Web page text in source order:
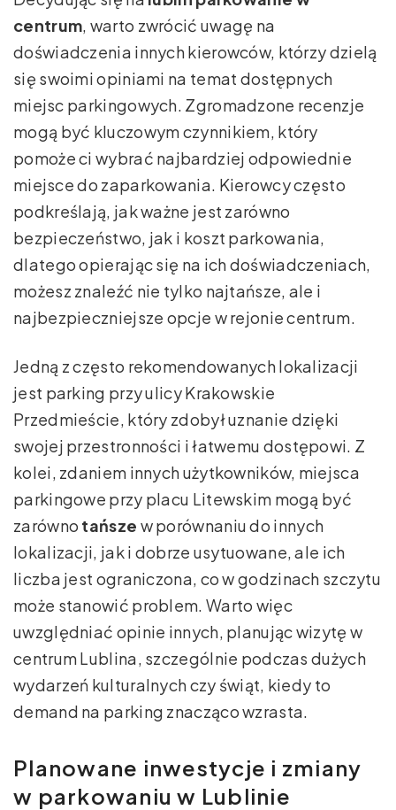
centrum, warto zwrócić uwagę na
doświadczenia innych kierowców, którzy dzielą
się swoimi opiniami na temat dostępnych
miejsc parkingowych. Zgromadzone recenzje
mogą być kluczowym czynnikiem, który
pomoże ci wybrać najbardziej odpowiednie
miejsce do zaparkowania. Kierowcy często
podkreślają, jak ważne jest zarówno
bezpieczeństwo, jak i koszt parkowania,
dlatego opierając się na ich doświadczeniach,
możesz znaleźć nie tylko najtańsze, ale i
najbezpieczniejsze opcje w rejonie centrum.
Jedną z często rekomendowanych lokalizacji
jest parking przy ulicy Krakowskie
Przedmieście, który zdobył uznanie dzięki
swojej przestronności i łatwemu dostępowi. Z
kolei, zdaniem innych użytkowników, miejsca
parkingowe przy placu Litewskim mogą być
zarówno tańsze w porównaniu do innych
lokalizacji, jak i dobrze usytuowane, ale ich
liczba jest ograniczona, co w godzinach szczytu
może stanowić problem. Warto więc
uwzględniać opinie innych, planując wizytę w
centrum Lublina, szczególnie podczas dużych
wydarzeń kulturalnych czy świąt, kiedy to
demand na parking znacząco wzrasta.
Planowane inwestycje i zmiany
w parkowaniu w Lublinie